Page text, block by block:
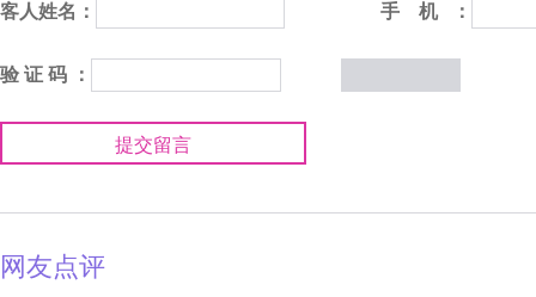
客人姓名： 手 机 ：
验 证 码 ：
提交留言
网友点评